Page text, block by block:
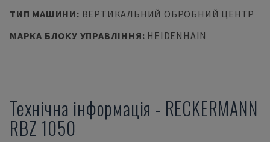
ТИП МАШИНИ: ВЕРТИКАЛЬНИЙ ОБРОБНИЙ ЦЕНТР
МАРКА БЛОКУ УПРАВЛІННЯ: HEIDENHAIN
Технічна інформація - RECKERMANN
RBZ 1050